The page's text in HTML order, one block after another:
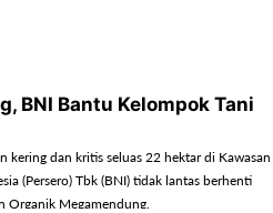
BNI Bantu Kelompok Tani
kering dan kritis seluas 22 hektar di Kawasan
(Persero) Tbk (BNI) tidak lantas berhenti
Organik Megamendung.